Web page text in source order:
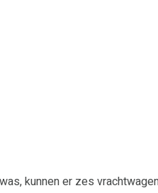
kunnen er zes